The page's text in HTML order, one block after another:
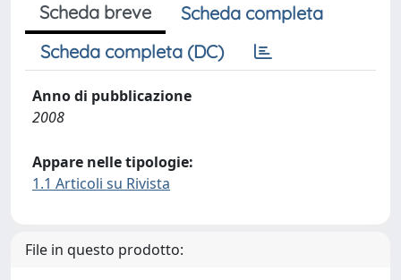
Scheda breve
Scheda completa
Scheda completa (DC)
Anno di pubblicazione
2008
Appare nelle tipologie:
1.1 Articoli su Rivista
File in questo prodotto: